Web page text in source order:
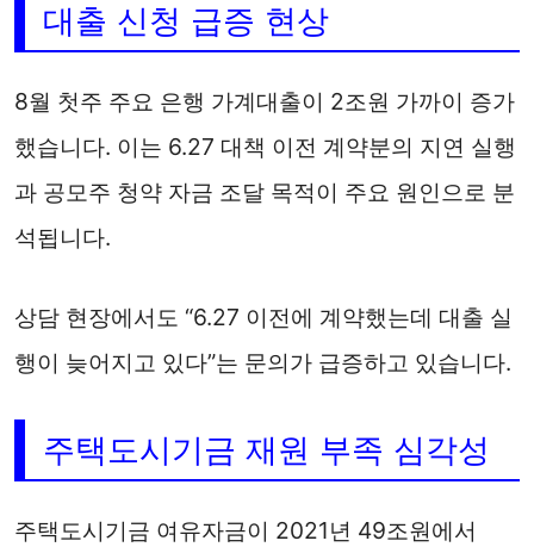
대출 신청 급증 현상
8월 첫주 주요 은행 가계대출이 2조원 가까이 증가
했습니다. 이는 6.27 대책 이전 계약분의 지연 실행
과 공모주 청약 자금 조달 목적이 주요 원인으로 분
석됩니다.
상담 현장에서도 “6.27 이전에 계약했는데 대출 실
행이 늦어지고 있다”는 문의가 급증하고 있습니다.
주택도시기금 재원 부족 심각성
주택도시기금 여유자금이 2021년 49조원에서